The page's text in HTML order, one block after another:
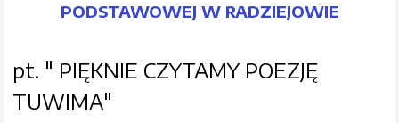
PODSTAWOWEJ W RADZIEJOWIE
pt. " PIĘKNIE CZYTAMY POEZJĘ
TUWIMA"